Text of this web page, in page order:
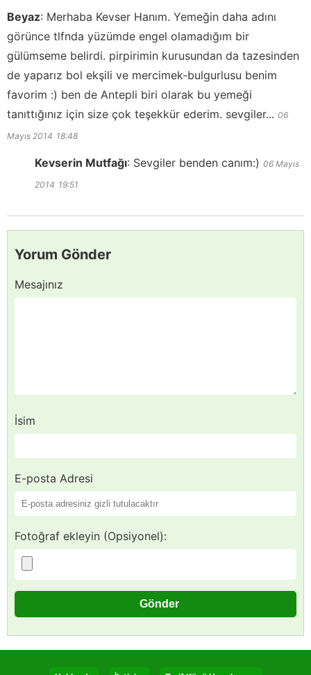
Beyaz: Merhaba Kevser Hanım. Yemeğin daha adını
görünce tlfnda yüzümde engel olamadığım bir
gülümseme belirdi. pirpirimin kurusundan da tazesinden
de yaparız bol ekşili ve mercimek-bulgurlusu benim
favorim :) ben de Antepli biri olarak bu yemeği
tanıttığınız için size çok teşekkür ederim. sevgiler... 06
Mayıs 2014 18:48
Kevserin Mutfağı: Sevgiler benden canım:) 06 Mayıs
2014 19:51
Yorum Gönder
Mesajınız
İsim
E-posta Adresi
Fotoğraf ekleyin (Opsiyonel):